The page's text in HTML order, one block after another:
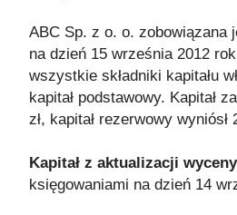
ABC Sp. z o. o. zobowiązana
na dzień 15 września 2012
wszystkie składniki kapitału
kapitał podstawowy. Kapitał
zł, kapitał rezerwowy wyniósł
Kapitał z aktualizacji wyceny
księgowaniami na dzień 14